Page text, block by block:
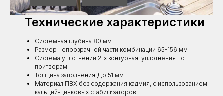
Технические характеристики
Системная глубина 80 мм
Размер непрозрачной части комбинации 65-156 мм
Система уплотнений 2-х контурная, уплотнения по
притворам
Толщина заполнения До 51 мм
Материал ПВХ без содержания кадмия, с использованием
кальций-цинковых стабилизаторов